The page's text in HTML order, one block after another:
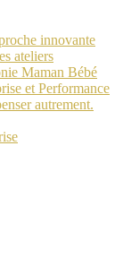
innovante
ateliers
Maman Bébé
et Performance
autrement.